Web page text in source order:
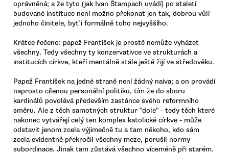
oprávněná; a že tyto (jak Ivan Štampach uvádí) po staletí
budované instituce není možno překonat jen tak, dobrou vůlí
jednoho činitele, byť i formálně toho nejvyššího.
Krátce řečeno: papež František je prostě nemůže vyházet
všechny. Tedy všechny ty konzervativce ve strukturách a
institucích církve, kteří mentálně stále ještě žijí ve středověku.
Papež František na jedné straně není žádný naiva; a on provádí
naprosto cílenou personální politiku, tím že do sboru
kardinálů povolává především zastánce svého reformního
směru. Ale z těch samotných struktur "dole" - tedy těch které
nakonec vytvářejí celý ten komplex katolické církve - může
odstavit jenom zcela výjimečně tu a tam někoho, kdo sám
zcela evidentně překročil všechny meze, porušil normy
subordinace. Jinak tam zůstává všechno víceméně při starém.